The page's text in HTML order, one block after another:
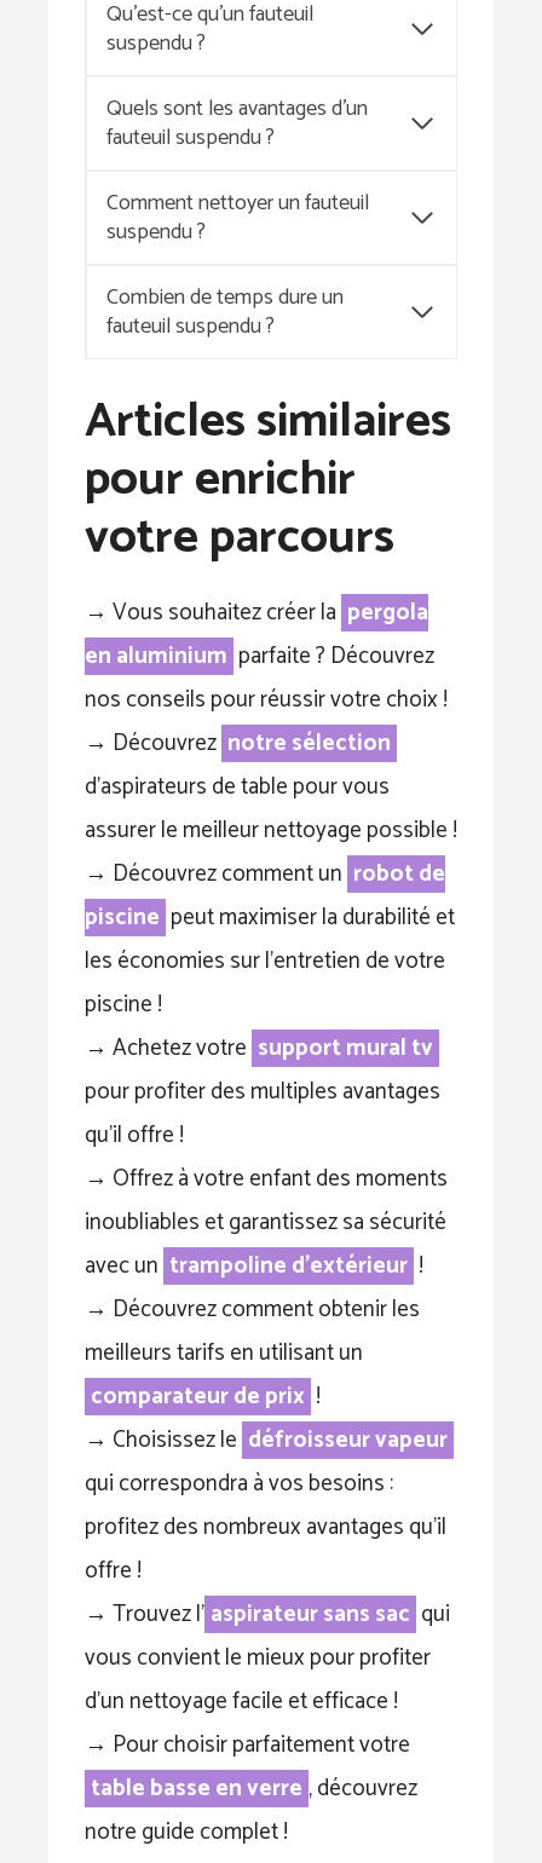
Qu’est-ce qu’un fauteuil
suspendu ?
Quels sont les avantages d’un
fauteuil suspendu ?
Comment nettoyer un fauteuil
suspendu ?
Combien de temps dure un
fauteuil suspendu ?
Articles similaires
pour enrichir
votre parcours
→ Vous souhaitez créer la pergola
en aluminium parfaite ? Découvrez
nos conseils pour réussir votre choix !
→ Découvrez notre sélection
d’aspirateurs de table pour vous
assurer le meilleur nettoyage possible !
→ Découvrez comment un robot de
piscine peut maximiser la durabilité et
les économies sur l’entretien de votre
piscine !
→ Achetez votre support mural tv
pour profiter des multiples avantages
qu’il offre !
→ Offrez à votre enfant des moments
inoubliables et garantissez sa sécurité
avec un trampoline d’extérieur !
→ Découvrez comment obtenir les
meilleurs tarifs en utilisant un
comparateur de prix !
→ Choisissez le défroisseur vapeur
qui correspondra à vos besoins :
profitez des nombreux avantages qu’il
offre !
→ Trouvez l’aspirateur sans sac qui
vous convient le mieux pour profiter
d’un nettoyage facile et efficace !
→ Pour choisir parfaitement votre
table basse en verre , découvrez
notre guide complet !